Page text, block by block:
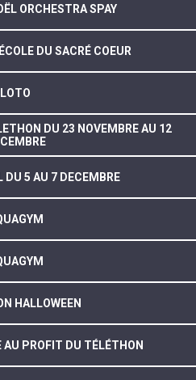
ORCHESTRA SPAY
DU SACRÉ COEUR
LOTO
DU 23 NOVEMBRE AU 12
DU 5 AU 7 DECEMBRE
HALLOWEEN
AU PROFIT DU TÉLÉTHON